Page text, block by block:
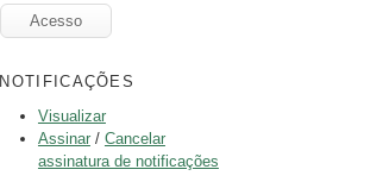
NOTIFICAÇÕES
Visualizar
Assinar/ Cancelar
assinatura de notificações